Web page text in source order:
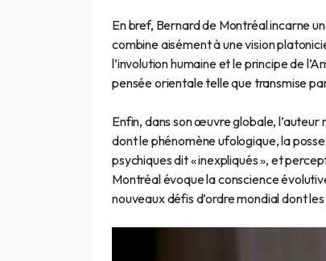
En bref, Bernard de Montréal incarne
combine aisément à une vision
l’involution humaine et le principe de
pensée orientale telle que transmise
Enfin, dans son œuvre globale,
dont le phénomène ufologique, la
psychiques dit « inexpliqués », et
Montréal évoque la conscience
nouveaux défis d’ordre mondial dont